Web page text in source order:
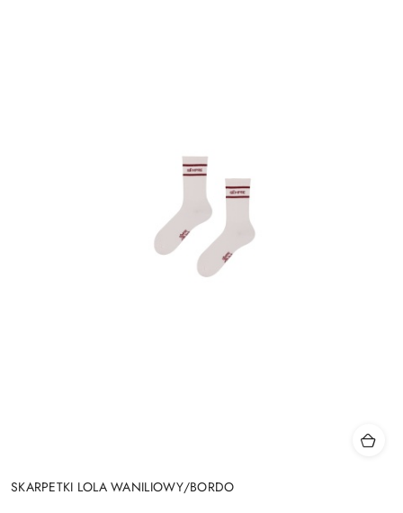
SKARPETKI LOLA WANILIOWY/BORDO